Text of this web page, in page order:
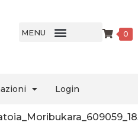
MENU 0
Login